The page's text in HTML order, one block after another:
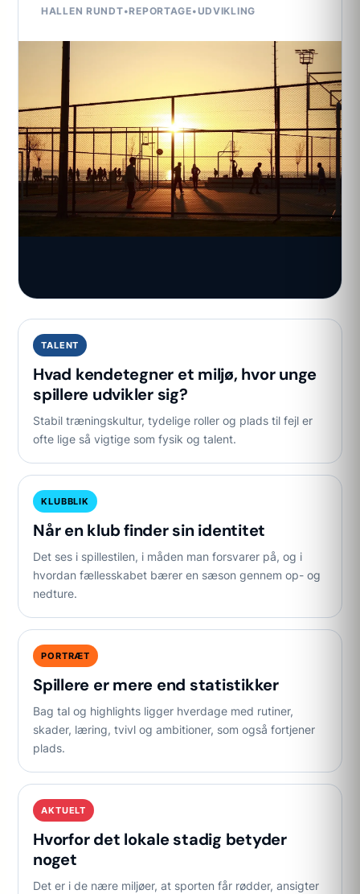
HALLEN RUNDT•REPORTAGE•UDVIKLING
TALENT
Hvad kendetegner et miljø, hvor unge
spillere udvikler sig?
Stabil træningskultur, tydelige roller og plads til fejl er
ofte lige så vigtige som fysik og talent.
KLUBBLIK
Når en klub finder sin identitet
Det ses i spillestilen, i måden man forsvarer på, og i
hvordan fællesskabet bærer en sæson gennem op- og
nedture.
PORTRÆT
Spillere er mere end statistikker
Bag tal og highlights ligger hverdage med rutiner,
skader, læring, tvivl og ambitioner, som også fortjener
plads.
AKTUELT
Hvorfor det lokale stadig betyder
noget
Det er i de nære miljøer, at sporten får rødder, ansigter